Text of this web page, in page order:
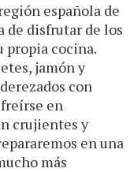
española de
de disfrutar de los
propia cocina.
jamón y
con
en
crujientes y
en una
más